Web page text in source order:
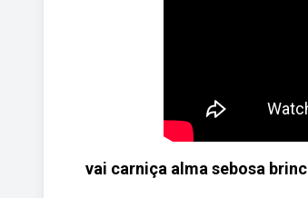
vai carniça alma sebosa